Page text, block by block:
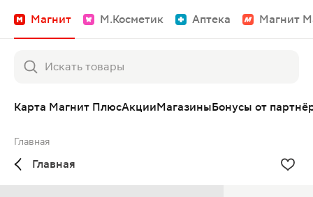
Магнит М.Косметик Аптека Магнит
Карта Магнит ПлюсАкцииМагазиныБонусы от
Главная
Главная